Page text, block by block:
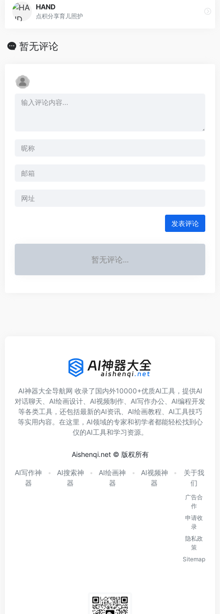
HAND
点积分享育儿照护
暂无评论
发表评论
暂无评论...
AI神器大全导航网 收录了国内外10000+优质AI工具，提供AI
对话聊天、AI绘画设计、AI视频制作、AI写作办公、AI编程开发
等各类工具，还包括最新的AI资讯、AI绘画教程、AI工具技巧
等实用内容。在这里，AI领域的专家和初学者都能轻松找到心
仪的AI工具和学习资源。
Aishenqi.net © 版权所有
AI写作神
器
AI搜索神
器
AI绘画神
器
AI视频神
器
关于我
们
广告合
作
申请收
录
隐私政
策
Sitemap